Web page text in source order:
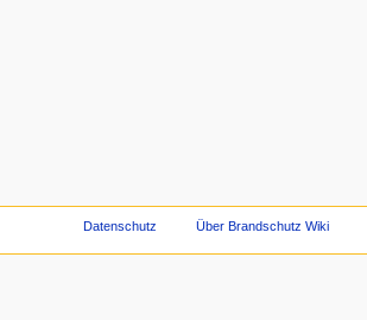
Datenschutz Über Brandschutz Wiki